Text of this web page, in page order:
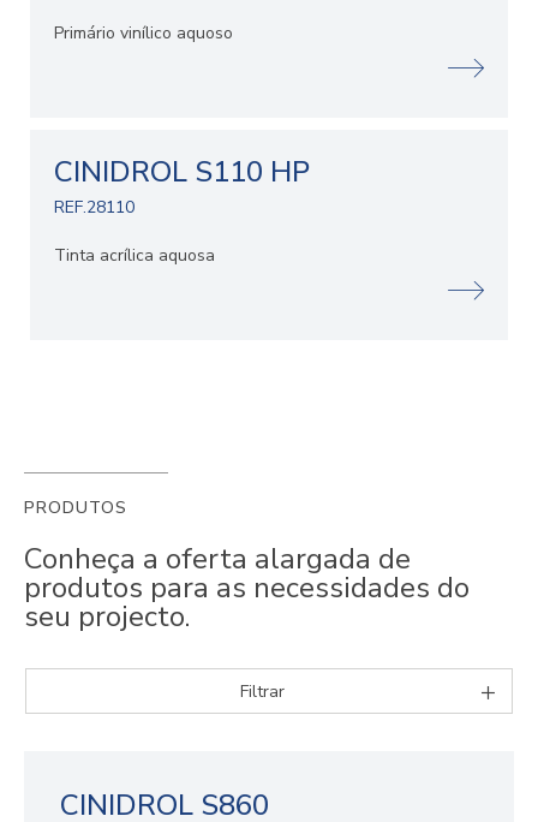
Primário vinílico aquoso
CINIDROL S110 HP
REF.28110
Tinta acrílica aquosa
PRODUTOS
Conheça a oferta alargada de
produtos para as necessidades do
seu projecto.
Filtrar
CINIDROL S860